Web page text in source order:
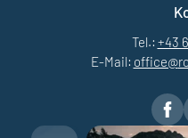
Tel.: +43
E-Mail: office@